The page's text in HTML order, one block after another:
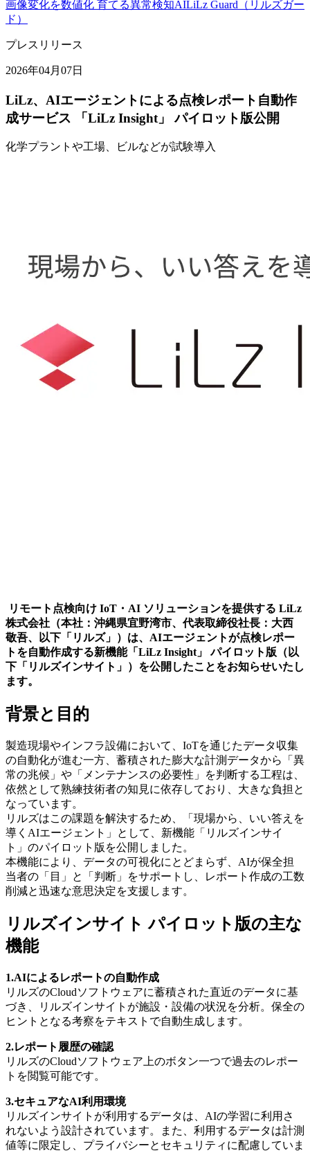
画像変化を数値化 育てる異常検知AILiLz Guard（リルズガー
ド）
プレスリリース
2026年04月07日
LiLz、AIエージェントによる点検レポート自動作
成サービス 「LiLz Insight」 パイロット版公開
化学プラントや工場、ビルなどが試験導入
リモート点検向け IoT・AI ソリューションを提供する LiLz
株式会社（本社：沖縄県宜野湾市、代表取締役社長：大西
敬吾、以下「リルズ」）は、AIエージェントが点検レポー
トを自動作成する新機能「LiLz Insight」 パイロット版（以
下「リルズインサイト」）を公開したことをお知らせいたし
ます。
背景と目的
製造現場やインフラ設備において、IoTを通じたデータ収集
の自動化が進む一方、蓄積された膨大な計測データから「異
常の兆候」や「メンテナンスの必要性」を判断する工程は、
依然として熟練技術者の知見に依存しており、大きな負担と
なっています。
リルズはこの課題を解決するため、「現場から、いい答えを
導くAIエージェント」として、新機能「リルズインサイ
ト」のパイロット版を公開しました。
本機能により、データの可視化にとどまらず、AIが保全担
当者の「目」と「判断」をサポートし、レポート作成の工数
削減と迅速な意思決定を支援します。
リルズインサイト パイロット版の主な
機能
1.AIによるレポートの自動作成
リルズのCloudソフトウェアに蓄積された直近のデータに基
づき、リルズインサイトが施設・設備の状況を分析。保全の
ヒントとなる考察をテキストで自動生成します。
2.レポート履歴の確認
リルズのCloudソフトウェア上のボタン一つで過去のレポー
トを閲覧可能です。
3.セキュアなAI利用環境
リルズインサイトが利用するデータは、AIの学習に利用さ
れないよう設計されています。また、利用するデータは計測
値等に限定し、プライバシーとセキュリティに配慮していま